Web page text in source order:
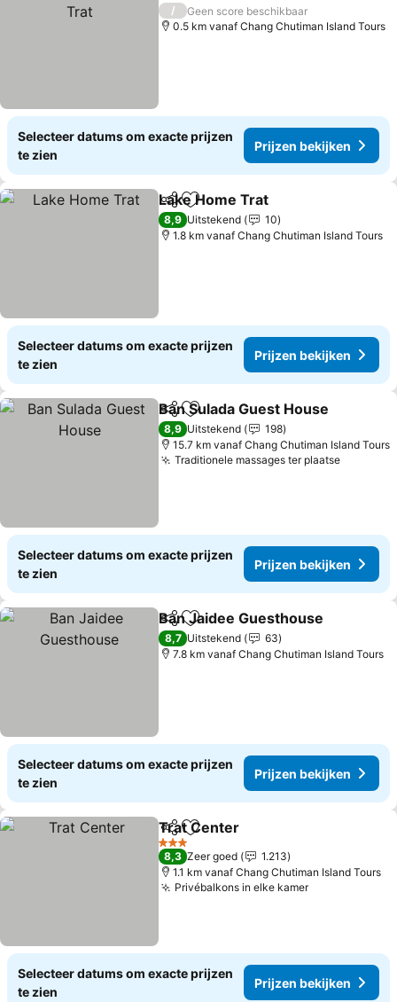
/
Geen score beschikbaar
0.5 km vanaf Chang Chutiman Island Tours
Selecteer datums om exacte prijzen
te zien
Prijzen bekijken
DelenToevoegen aan favorieten
Lake Home Trat
8,9 Uitstekend
10
1.8 km vanaf Chang Chutiman Island Tours
Selecteer datums om exacte prijzen
te zien
Prijzen bekijken
DelenToevoegen aan favorieten
Ban Sulada Guest House
8,9 Uitstekend
198
15.7 km vanaf Chang Chutiman Island Tours
Traditionele massages ter plaatsePrijzen
Selecteer datums om exacte prijzen
te zien
Prijzen bekijken
DelenToevoegen aan favorieten
Ban Jaidee Guesthouse
8,7 Uitstekend
63
7.8 km vanaf Chang Chutiman Island Tours
Selecteer datums om exacte prijzen
te zien
Prijzen bekijken
DelenToevoegen aan favorieten
Trat Center
3 Sterren
8,3 Zeer goed
1.213
1.1 km vanaf Chang Chutiman Island Tours
Privébalkons in elke kamerPrijzen
Selecteer datums om exacte prijzen
te zien
Prijzen bekijken